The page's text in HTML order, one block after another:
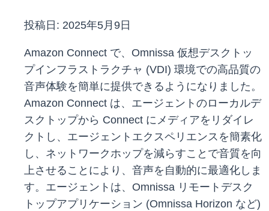
投稿日: 2025年5月9日
Amazon Connect で、Omnissa 仮想デスクトッ
プインフラストラクチャ (VDI) 環境での高品質の
音声体験を簡単に提供できるようになりました。
Amazon Connect は、エージェントのローカルデ
スクトップから Connect にメディアをリダイレ
クトし、エージェントエクスペリエンスを簡素化
し、ネットワークホップを減らすことで音質を向
上させることにより、音声を自動的に最適化しま
す。エージェントは、Omnissa リモートデスク
トップアプリケーション (Omnissa Horizon など)